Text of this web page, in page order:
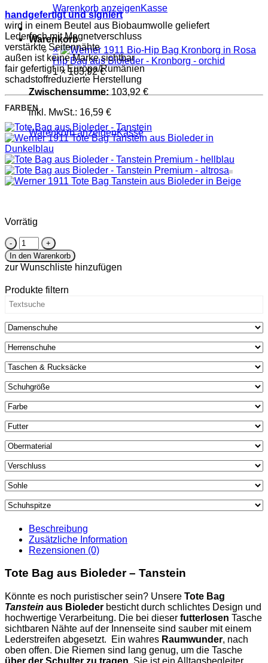
Warenkorb anzeigenKasse
Warenkorb
×
Hip Bag aus Bioleder - Kronborg - orchid
1 ×103,92€
Zwischensumme: 103,92 €
inkl. MwSt.: 16,59 €
Warenkorb anzeigenKasse
handgefertigt und signiert
wird in einem Beutel aus Biobaumwolle geliefert
Lederfachmit Magnetverschluss
verstärkte Seitennähte
außen ist keine Marke sichtbar
fair gefertigt in Europa/Rumänien
schadstoffreduzierte Herstellung
FARBEN
Vorrätig
Tote
Bag
aus
Bioleder
Tanstein
Premium
mandarine
In den Warenkorb
zur Wunschliste hinzufügen
Produkte filtern
Beschreibung
Zusätzliche Information
Rezensionen (0)
Tote Bag aus Bioleder – Tanstein
Könnte es noch puristischer sein? Unsere Tote Bag
Tanstein aus Bioleder besticht durch schlichtes Design und
hochwertige Verarbeitung. Die bei dieser futterlosen Tasche
sichtbaren Nähte auf der Innenseite sind sauber mit einem
Lederstreifen abgesetzt.
Ein wahres Raumwunder, nach
oben offen. Die Riemen sind lang genug, um die Tasche